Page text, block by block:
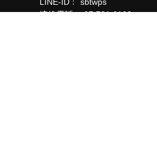
連絡電話﹕ 07 721 6100